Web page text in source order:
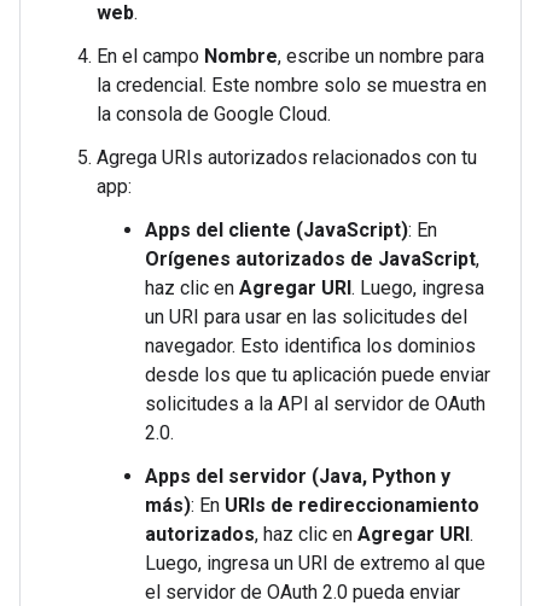
web.
En el campo Nombre, escribe un nombre para
la credencial. Este nombre solo se muestra en
la consola de Google Cloud.
Agrega URIs autorizados relacionados con tu
app:
Apps del cliente (JavaScript): En
Orígenes autorizados de JavaScript,
haz clic en Agregar URI. Luego, ingresa
un URI para usar en las solicitudes del
navegador. Esto identifica los dominios
desde los que tu aplicación puede enviar
solicitudes a la API al servidor de OAuth
2.0.
Apps del servidor (Java, Python y
más): En URIs de redireccionamiento
autorizados, haz clic en Agregar URI.
Luego, ingresa un URI de extremo al que
el servidor de OAuth 2.0 pueda enviar